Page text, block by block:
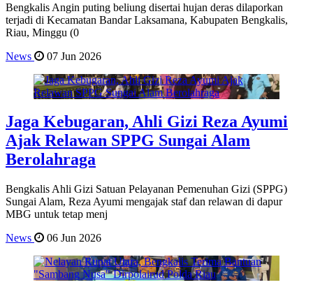
Bengkalis Angin puting beliung disertai hujan deras dilaporkan
terjadi di Kecamatan Bandar Laksamana, Kabupaten Bengkalis,
Riau, Minggu (0
News
07 Jun 2026
Jaga Kebugaran, Ahli Gizi Reza Ayumi
Ajak Relawan SPPG Sungai Alam
Berolahraga
Bengkalis Ahli Gizi Satuan Pelayanan Pemenuhan Gizi (SPPG)
Sungai Alam, Reza Ayumi mengajak staf dan relawan di dapur
MBG untuk tetap menj
News
06 Jun 2026